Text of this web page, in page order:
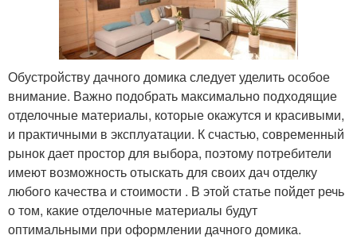
Обустройству дачного домика следует уделить особое
внимание. Важно подобрать максимально подходящие
отделочные материалы, которые окажутся и красивыми,
и практичными в эксплуатации. К счастью, современный
рынок дает простор для выбора, поэтому потребители
имеют возможность отыскать для своих дач отделку
любого качества и стоимости . В этой статье пойдет речь
о том, какие отделочные материалы будут
оптимальными при оформлении дачного домика.